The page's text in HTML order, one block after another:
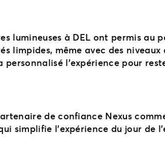
lumineuses à DEL ont permis au
limpides, même avec des
l’expérience pour
de confiance Nexus
simplifie l’expérience du jour de